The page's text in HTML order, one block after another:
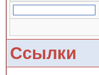
Ссылки